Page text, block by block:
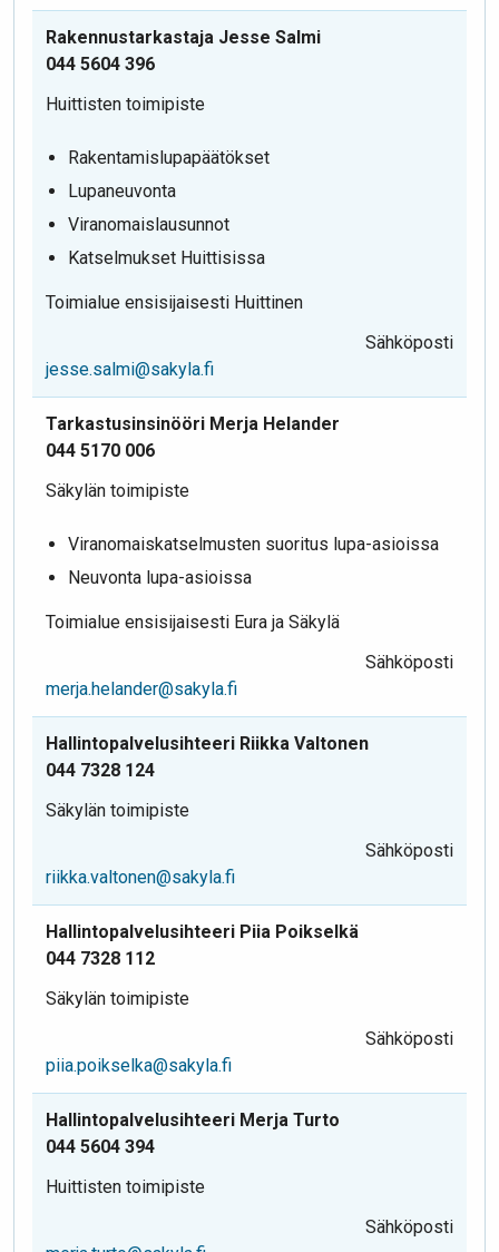
Rakennustarkastaja Jesse Salmi
044 5604 396
Huittisten toimipiste
Rakentamislupapäätökset
Lupaneuvonta
Viranomaislausunnot
Katselmukset Huittisissa
Toimialue ensisijaisesti Huittinen
Sähköposti
jesse.salmi@sakyla.fi
Tarkastusinsinööri Merja Helander
044 5170 006
Säkylän toimipiste
Viranomaiskatselmusten suoritus lupa-asioissa
Neuvonta lupa-asioissa
Toimialue ensisijaisesti Eura ja Säkylä
Sähköposti
merja.helander@sakyla.fi
Hallintopalvelusihteeri Riikka Valtonen
044 7328 124
Säkylän toimipiste
Sähköposti
riikka.valtonen@sakyla.fi
Hallintopalvelusihteeri Piia Poikselkä
044 7328 112
Säkylän toimipiste
Sähköposti
piia.poikselka@sakyla.fi
Hallintopalvelusihteeri Merja Turto
044 5604 394
Huittisten toimipiste
Sähköposti